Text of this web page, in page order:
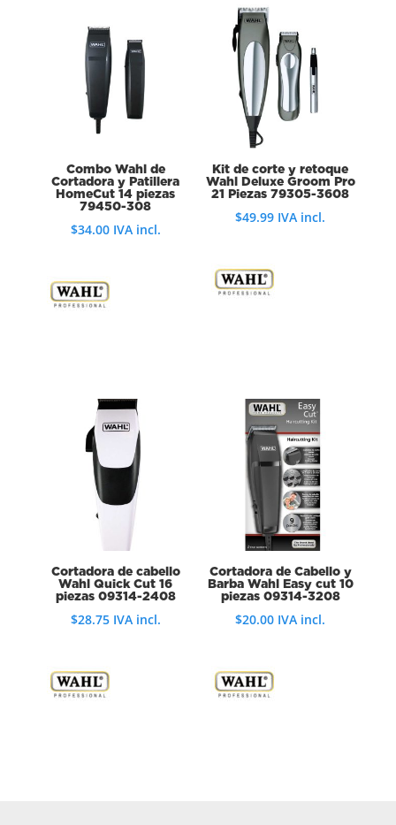
Combo Wahl de
Cortadora y Patillera
HomeCut 14 piezas
79450-308
$34.00 IVA incl.
Kit de corte y retoque
Wahl Deluxe Groom Pro
21 Piezas 79305-3608
$49.99 IVA incl.
Cortadora de cabello
Wahl Quick Cut 16
piezas 09314-2408
$28.75 IVA incl.
Cortadora de Cabello y
Barba Wahl Easy cut 10
piezas 09314-3208
$20.00 IVA incl.